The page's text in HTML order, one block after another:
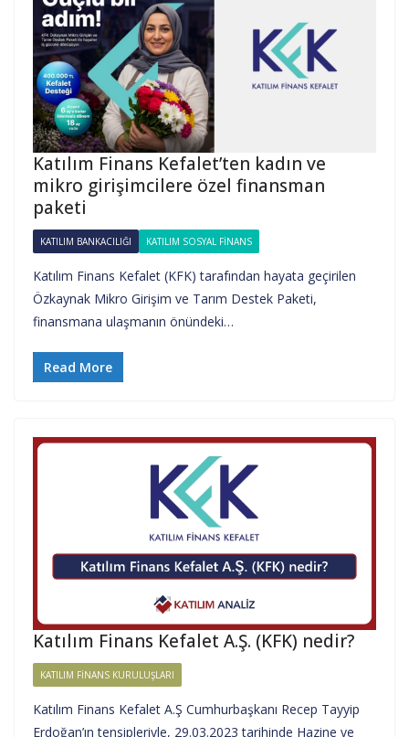
Katılım Finans Kefalet’ten kadın ve
mikro girişimcilere özel finansman
paketi
KATILIM BANKACILIĞI KATILIM SOSYAL FINANS
Katılım Finans Kefalet (KFK) tarafından hayata geçirilen
Özkaynak Mikro Girişim ve Tarım Destek Paketi,
finansmana ulaşmanın önündeki…
Read More
Katılım Finans Kefalet A.Ş. (KFK) nedir?
KATILIM FINANS KURULUŞLARI
Katılım Finans Kefalet A.Ş Cumhurbaşkanı Recep Tayyip
Erdoğan’ın tensipleriyle, 29.03.2023 tarihinde Hazine ve